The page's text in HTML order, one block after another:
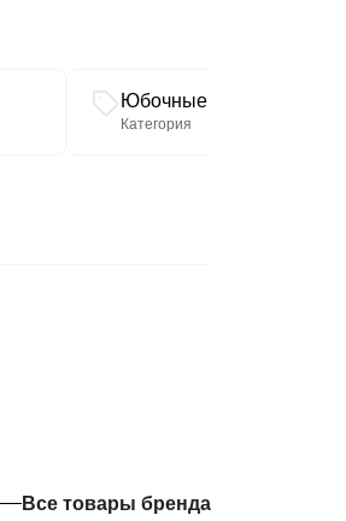
Юбочные костюмы
Категория
Все товары бренда